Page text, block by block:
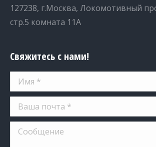
127238, г.Москва, Локомотивный
стр.5 комната 11А
Свяжитесь с нами!
Имя *
Ваша почта *
Сообщение